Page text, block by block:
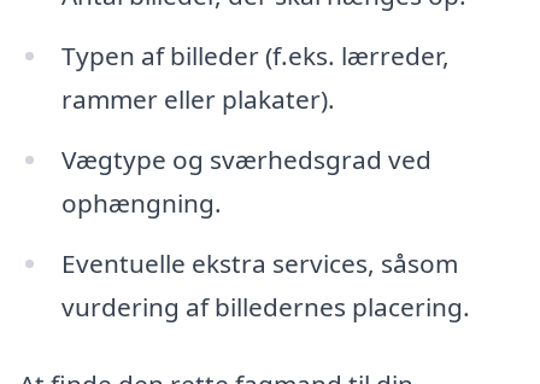
Typen af billeder (f.eks. lærreder,
rammer eller plakater).
Vægtype og sværhedsgrad ved
ophængning.
Eventuelle ekstra services, såsom
vurdering af billedernes placering.